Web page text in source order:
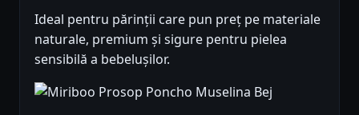
Ideal pentru părinții care pun preț pe materiale
naturale, premium și sigure pentru pielea
sensibilă a bebelușilor.